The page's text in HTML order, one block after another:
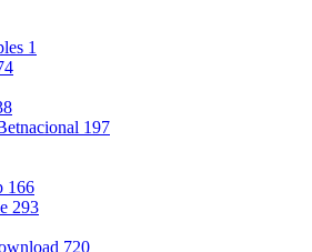
1
197
166
293
720